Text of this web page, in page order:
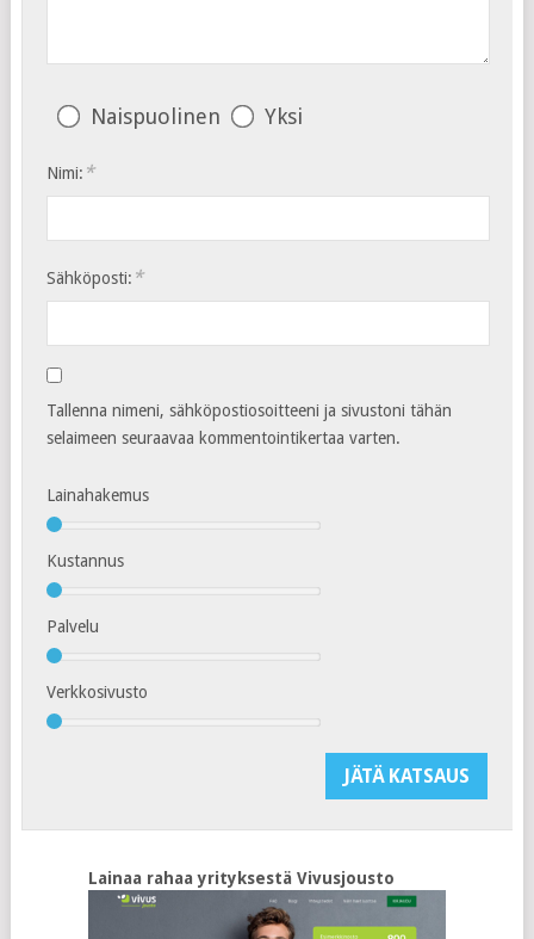
Naispuolinen Yksi
Nimi: *
Sähköposti: *
Tallenna nimeni, sähköpostiosoitteeni ja sivustoni tähän
selaimeen seuraavaa kommentointikertaa varten.
Lainahakemus
Kustannus
Palvelu
Verkkosivusto
Lainaa rahaa yrityksestä Vivusjousto